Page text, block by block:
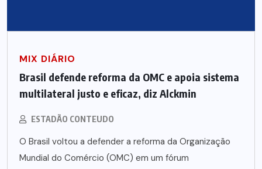
MIX DIÁRIO
Brasil defende reforma da OMC e apoia sistema
multilateral justo e eficaz, diz Alckmin
ESTADÃO CONTEUDO
O Brasil voltou a defender a reforma da Organização
Mundial do Comércio (OMC) em um fórum